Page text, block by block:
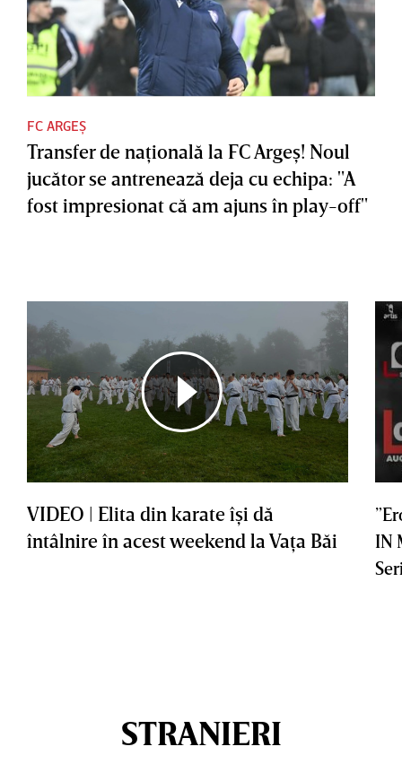
FC ARGEȘ
Transfer de naţională la FC Argeş! Noul
jucător se antrenează deja cu echipa: "A
fost impresionat că am ajuns în play-off"
VIDEO | Elita din karate îşi dă
întâlnire în acest weekend la Vaţa Băi
IN
STRANIERI